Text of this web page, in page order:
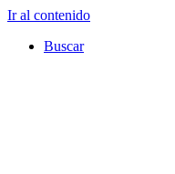
Ir al contenido
Buscar